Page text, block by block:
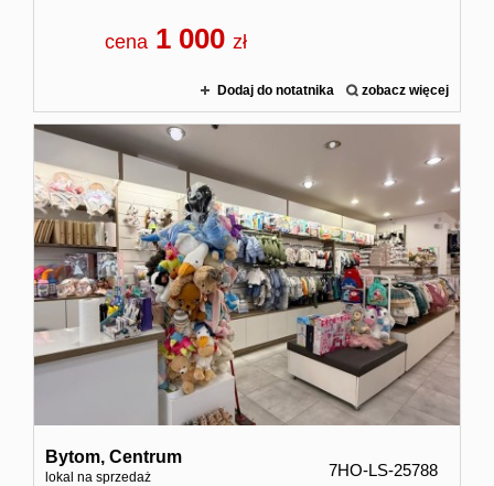
cena 1 000 zł
Dodaj do notatnika zobacz więcej
Bytom, Centrum
lokal na sprzedaż 7HO-LS-25788